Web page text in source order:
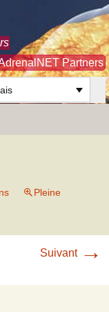
Partners
Pleine
Suivant →